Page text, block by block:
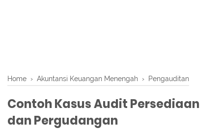
Home › Akuntansi Keuangan Menengah › Pengauditan
Contoh Kasus Audit Persediaan
dan Pergudangan